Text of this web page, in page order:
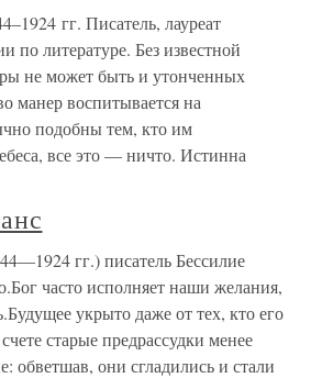
гг. Писатель, лауреат
по литературе. Без известной
не может быть и утонченных
манер воспитывается на
подобны тем, кто им
все это — ничто. Истинна
гг.) писатель Бессилие
часто исполняет наши желания,
укрыто даже от тех, кто его
старые предрассудки менее
обветшав, они сгладились и стали